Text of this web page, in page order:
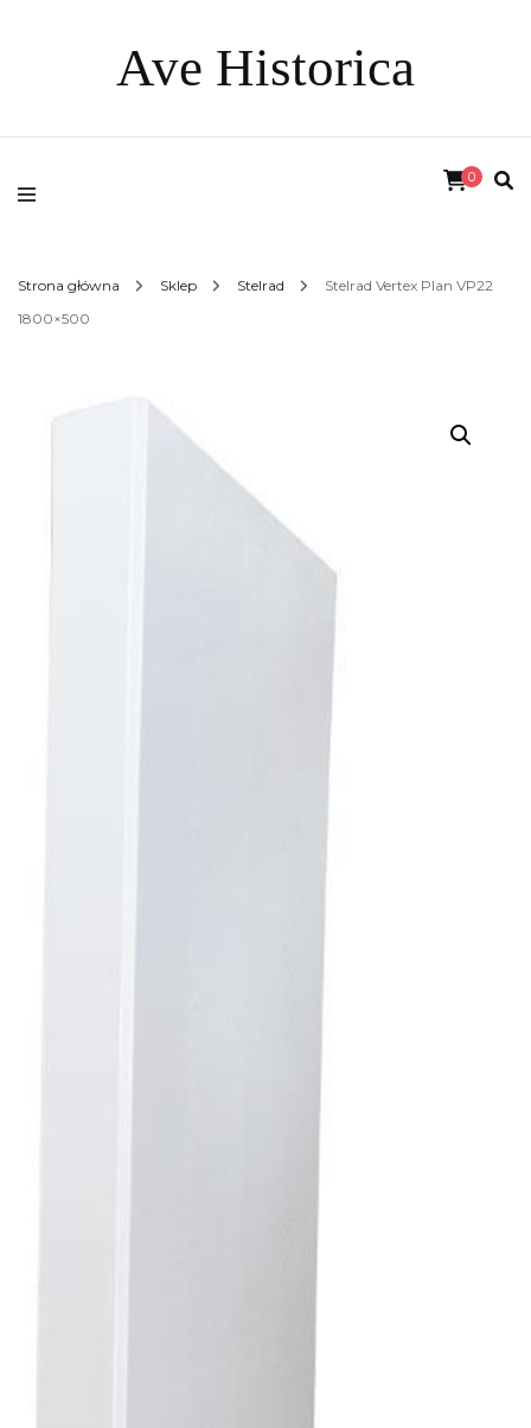
Ave Historica
0
Strona główna Sklep Stelrad
Stelrad Vertex Plan VP22
1800×500